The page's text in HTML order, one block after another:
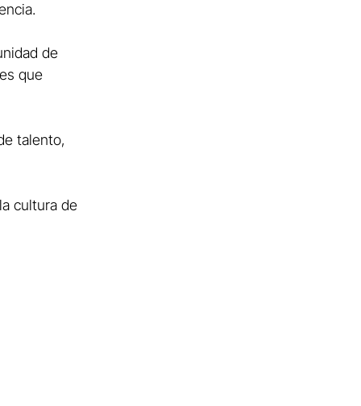
de
que
talento,
cultura de